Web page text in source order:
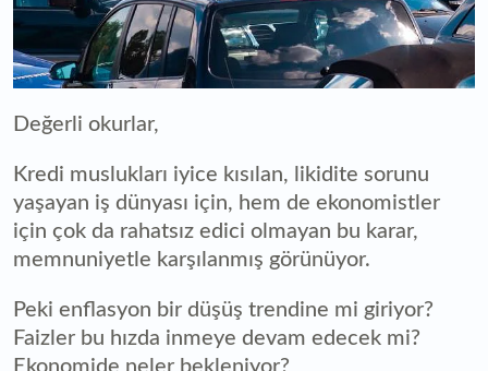
Değerli okurlar,
Kredi muslukları iyice kısılan, likidite sorunu
yaşayan iş dünyası için, hem de ekonomistler
için çok da rahatsız edici olmayan bu karar,
memnuniyetle karşılanmış görünüyor.
Peki enflasyon bir düşüş trendine mi giriyor?
Faizler bu hızda inmeye devam edecek mi?
Ekonomide neler bekleniyor?